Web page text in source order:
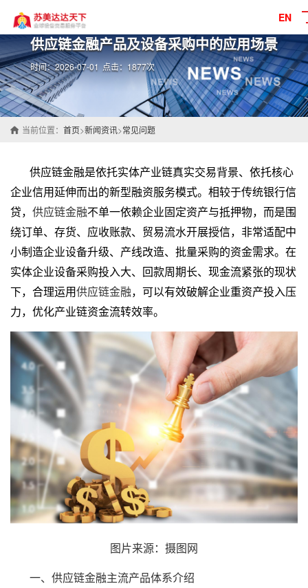
EN
供应链金融产品及设备采购中的应用场景
时间：2026-07-01 点击：1877次
当前位置： 首页>新闻资讯>常见问题
供应链金融是依托实体产业链真实交易背景、依托核心
企业信用延伸而出的新型融资服务模式。相较于传统银行信
贷， 供应链金融不单一依赖企业固定资产与抵押物，而是围
绕订单、存货、应收账款、贸易流水开展授信，非常适配中
小制造企业设备升级、产线改造、批量采购的资金需求。在
实体企业设备采购投入大、回款周期长、现金流紧张的现状
下，合理运用供应链金融，可以有效破解企业重资产投入压
力，优化产业链资金流转效率。
图片来源：摄图网
一、供应链金融主流产品体系介绍